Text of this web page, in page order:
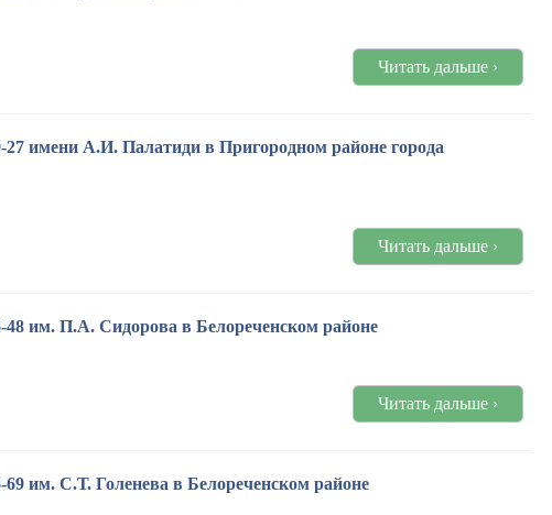
Читать дальше ›
27 имени А.И. Палатиди в Пригородном районе города
Читать дальше ›
48 им. П.А. Сидорова в Белореченском районе
Читать дальше ›
им. С.Т. Голенева в Белореченском районе